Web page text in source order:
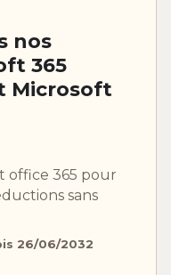
nos
365
Microsoft
office 365 pour
sans
26/06/2032